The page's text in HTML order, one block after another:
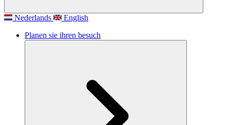
Nederlands
English
Planen sie ihren besuch